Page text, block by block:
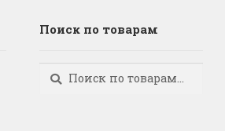
Поиск по товарам
Искать:
Поиск